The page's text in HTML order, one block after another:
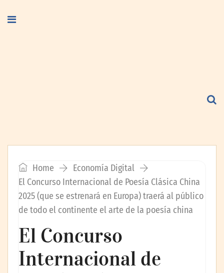
Home
Economía Digital
El Concurso Internacional de Poesía Clásica China
2025 (que se estrenará en Europa) traerá al público
de todo el continente el arte de la poesía china
El Concurso
Internacional de